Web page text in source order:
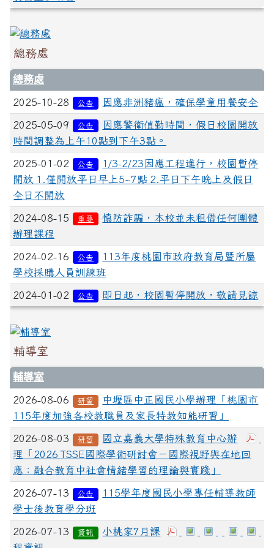
總務處
總務處
2025-10-28 公告 因應非洲豬瘟，確保學童用餐安全
2025-05-09 公告
因應警衛值勤時間，假日校園開放
時間調整為上午10點到下午3點。
2025-01-02 公告
1/3-2/23因應工程進行，校園暫停
開放 1.僅開放平日早上5~7點 2.平日下午晚上及假日
全日不開放
2024-08-15 重要
慎防詐騙，本校並未租借任何團體
辦理課程
2024-02-16 公告
113年度桃園市政府教育局暨所屬
學校採購人員訓練班
2024-01-02 公告 即日起，校園暫停開放，敬請見諒
輔導室
輔導室
2026-08-06 研習
中壢區中正國民小學辦理「桃園市
115年度加強各校教職員及家長特教知能研習」
2026-08-03 研習
國立嘉義大學特殊教育中心辦
理「2026 TSSE國際學術研討會－國際視野與在地回
應：融合教育中社會情緒學習的理論與實踐」
2026-07-13 公告
115學年度國民小學專任輔導教師
學士後教育學分班
2026-07-13 資訊
小桃家7月課